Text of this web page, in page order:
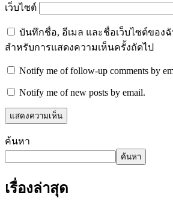
เว็บไซต์
บันทึกชื่อ, อีเมล และชื่อเว็บไซต์ของ
สำหรับการแสดงความเห็นครั้งถัดไป
Notify me of follow-up comments by
Notify me of new posts by email.
ค้นหา
ค้นหา
เรื่องล่าสุด